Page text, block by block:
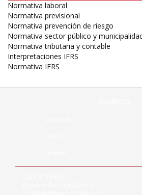
Normativa laboral
Normativa previsional
Normativa prevención de riesgo
Normativa sector público y
Normativa tributaria y contable
Interpretaciones IFRS
Normativa IFRS